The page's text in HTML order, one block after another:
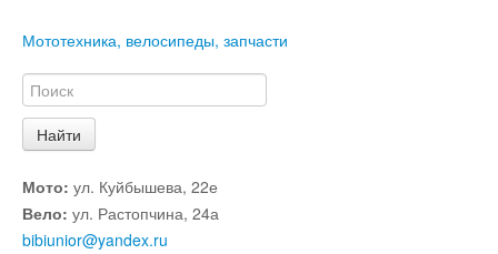
Мототехника, велосипеды, запчасти
Мото: ул. Куйбышева, 22е
Вело: ул. Растопчина, 24а
bibiunior@yandex.ru